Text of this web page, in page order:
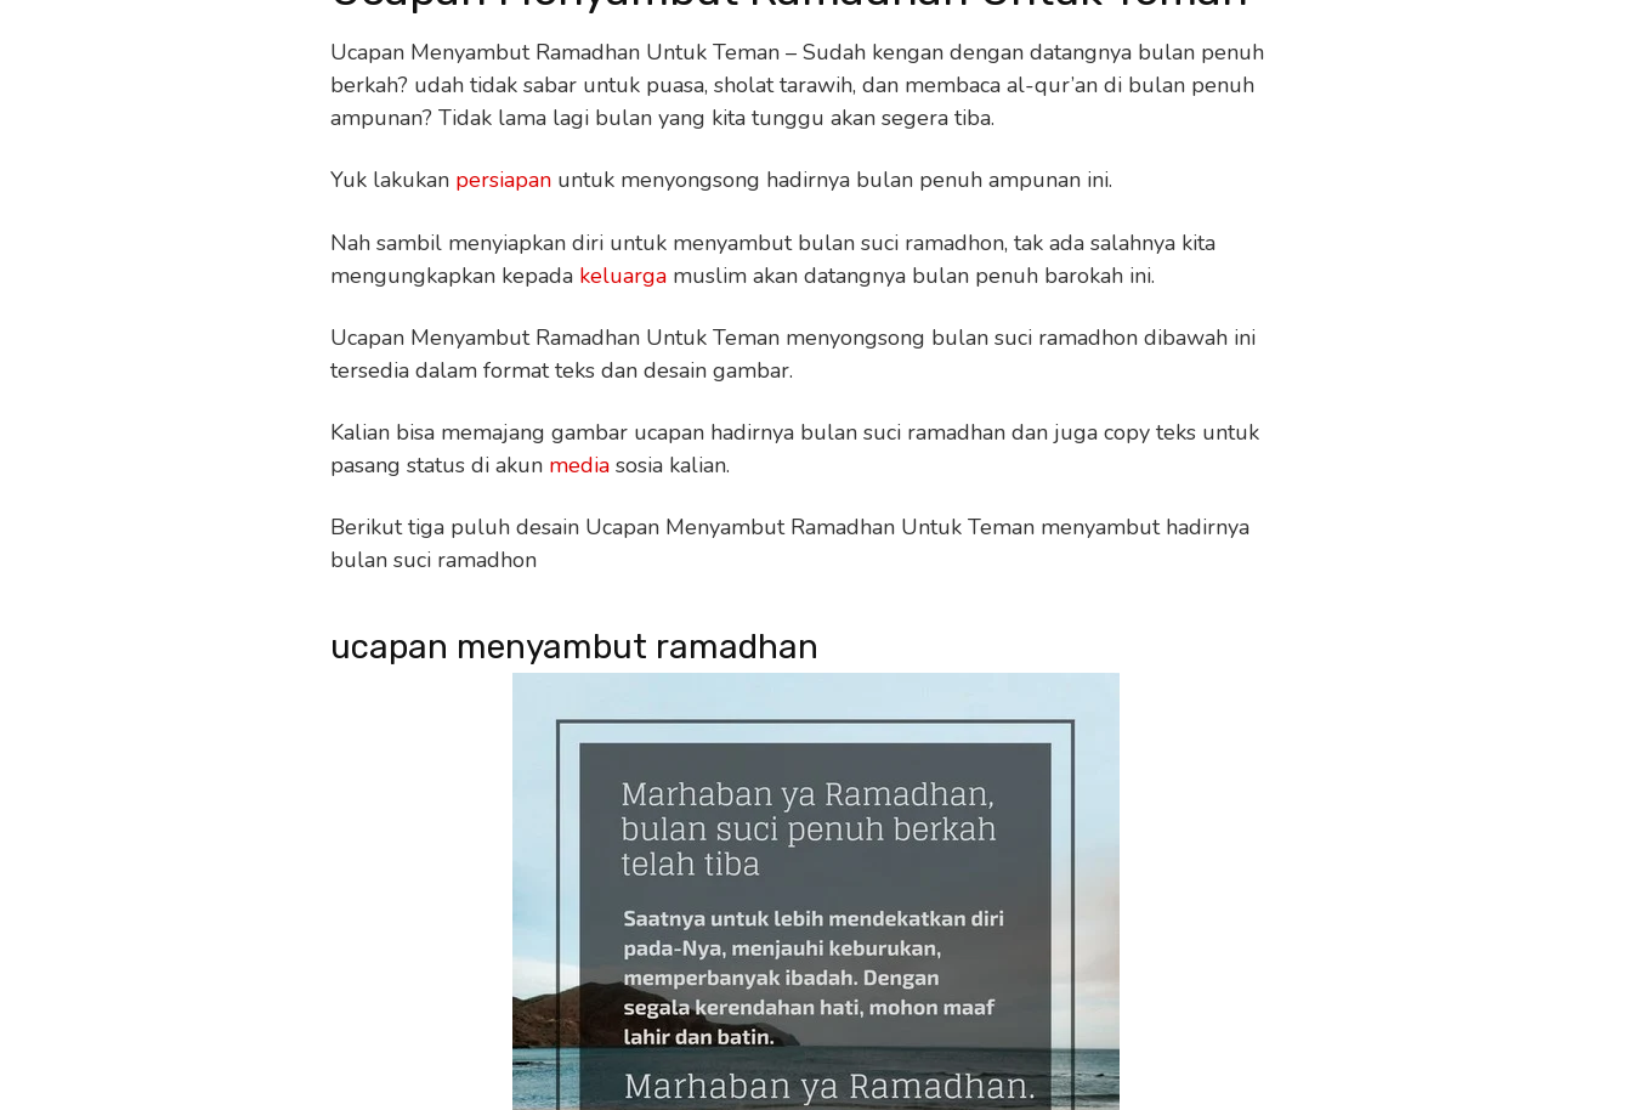
Ucapan Menyambut Ramadhan Untuk Teman – Sudah kengan dengan datangnya bulan penuh
berkah? udah tidak sabar untuk puasa, sholat tarawih, dan membaca al-qur’an di bulan penuh
ampunan? Tidak lama lagi bulan yang kita tunggu akan segera tiba.
Yuk lakukan persiapan untuk menyongsong hadirnya bulan penuh ampunan ini.
Nah sambil menyiapkan diri untuk menyambut bulan suci ramadhon, tak ada salahnya kita
mengungkapkan kepada keluarga muslim akan datangnya bulan penuh barokah ini.
Ucapan Menyambut Ramadhan Untuk Teman menyongsong bulan suci ramadhon dibawah ini
tersedia dalam format teks dan desain gambar.
Kalian bisa memajang gambar ucapan hadirnya bulan suci ramadhan dan juga copy teks untuk
pasang status di akun media sosia kalian.
Berikut tiga puluh desain Ucapan Menyambut Ramadhan Untuk Teman menyambut hadirnya
bulan suci ramadhon
ucapan menyambut ramadhan